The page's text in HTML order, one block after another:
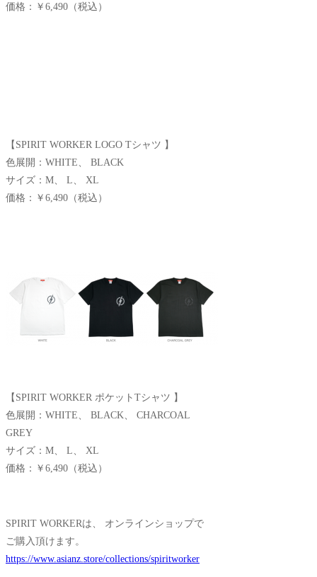
価格：￥6,490（税込）
【SPIRIT WORKER LOGO Tシャツ 】
色展開：WHITE、 BLACK
サイズ：M、 L、 XL
価格：￥6,490（税込）
【SPIRIT WORKER ポケットTシャツ 】
色展開：WHITE、 BLACK、 CHARCOAL
GREY
サイズ：M、 L、 XL
価格：￥6,490（税込）
SPIRIT WORKERは、 オンラインショップで
ご購入頂けます。
https://www.asianz.store/collections/spiritworker